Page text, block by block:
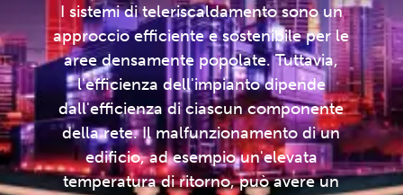
I sistemi di teleriscaldamento sono un
approccio efficiente e sostenibile per le
aree densamente popolate. Tuttavia,
l'efficienza dell'impianto dipende
dall'efficienza di ciascun componente
della rete. Il malfunzionamento di un
edificio, ad esempio un'elevata
temperatura di ritorno, può avere un